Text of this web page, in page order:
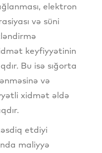
elektron
və süni
keyfiyyətinin
Bu isə sığorta
və
xidmət əldə
etdiyi
maliyyə